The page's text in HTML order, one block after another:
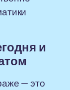
и
— это